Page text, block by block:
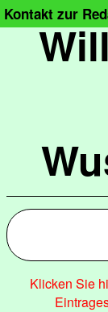
Kontakt zur
Klicken Sie